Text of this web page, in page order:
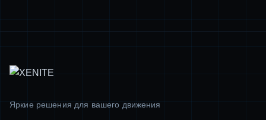
Яркие решения для вашего движения